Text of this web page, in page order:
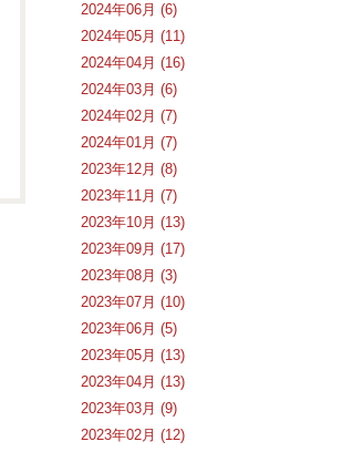
2024年06月 (6)
2024年05月 (11)
2024年04月 (16)
2024年03月 (6)
2024年02月 (7)
2024年01月 (7)
2023年12月 (8)
2023年11月 (7)
2023年10月 (13)
2023年09月 (17)
2023年08月 (3)
2023年07月 (10)
2023年06月 (5)
2023年05月 (13)
2023年04月 (13)
2023年03月 (9)
2023年02月 (12)